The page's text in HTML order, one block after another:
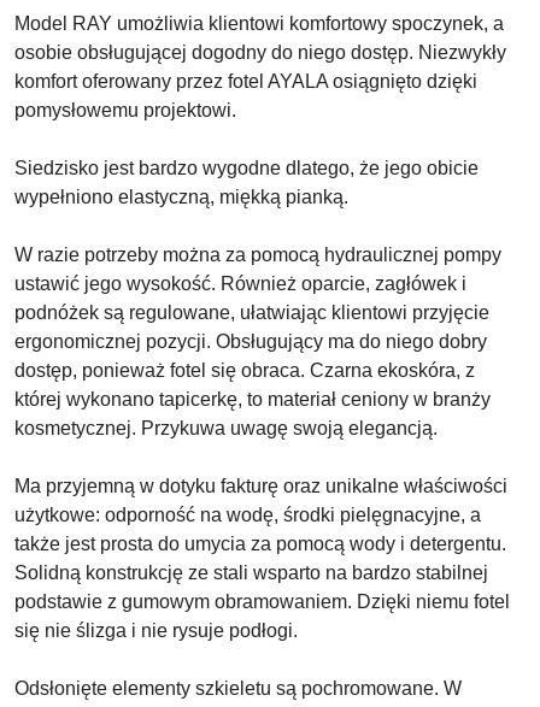
Model RAY umożliwia klientowi komfortowy spoczynek, a
osobie obsługującej dogodny do niego dostęp. Niezwykły
komfort oferowany przez fotel AYALA osiągnięto dzięki
pomysłowemu projektowi.
Siedzisko jest bardzo wygodne dlatego, że jego obicie
wypełniono elastyczną, miękką pianką.
W razie potrzeby można za pomocą hydraulicznej pompy
ustawić jego wysokość. Również oparcie, zagłówek i
podnóżek są regulowane, ułatwiając klientowi przyjęcie
ergonomicznej pozycji. Obsługujący ma do niego dobry
dostęp, ponieważ fotel się obraca. Czarna ekoskóra, z
której wykonano tapicerkę, to materiał ceniony w branży
kosmetycznej. Przykuwa uwagę swoją elegancją.
Ma przyjemną w dotyku fakturę oraz unikalne właściwości
użytkowe: odporność na wodę, środki pielęgnacyjne, a
także jest prosta do umycia za pomocą wody i detergentu.
Solidną konstrukcję ze stali wsparto na bardzo stabilnej
podstawie z gumowym obramowaniem. Dzięki niemu fotel
się nie ślizga i nie rysuje podłogi.
Odsłonięte elementy szkieletu są pochromowane. W